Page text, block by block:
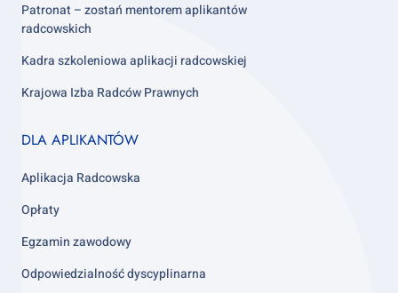
Patronat – zostań mentorem aplikantów
radcowskich
Kadra szkoleniowa aplikacji radcowskiej
Krajowa Izba Radców Prawnych
Footer
3
DLA APLIKANTÓW
Aplikacja Radcowska
Opłaty
Egzamin zawodowy
Odpowiedzialność dyscyplinarna